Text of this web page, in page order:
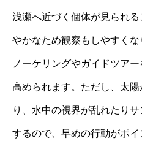
浅瀬へ近づく個体が見られ
やかなため観察もしやすく
ノーケリングやガイドツア
高められます。ただし、太
り、水中の視界が乱れたり
するので、早めの行動がポイ